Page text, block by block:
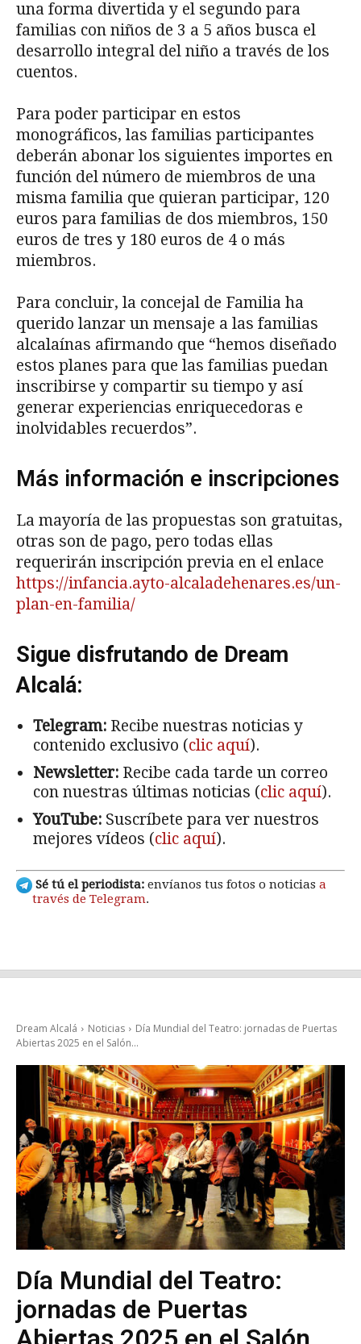
una forma divertida y el segundo para
familias con niños de 3 a 5 años busca el
desarrollo integral del niño a través de los
cuentos.
Para poder participar en estos
monográficos, las familias participantes
deberán abonar los siguientes importes en
función del número de miembros de una
misma familia que quieran participar, 120
euros para familias de dos miembros, 150
euros de tres y 180 euros de 4 o más
miembros.
Para concluir, la concejal de Familia ha
querido lanzar un mensaje a las familias
alcalaínas afirmando que “hemos diseñado
estos planes para que las familias puedan
inscribirse y compartir su tiempo y así
generar experiencias enriquecedoras e
inolvidables recuerdos”.
Más información e inscripciones
La mayoría de las propuestas son gratuitas,
otras son de pago, pero todas ellas
requerirán inscripción previa en el enlace
https://infancia.ayto-alcaladehenares.es/un-
plan-en-familia/
Sigue disfrutando de Dream
Alcalá:
Telegram: Recibe nuestras noticias y
contenido exclusivo (clic aquí).
Newsletter: Recibe cada tarde un correo
con nuestras últimas noticias (clic aquí).
YouTube: Suscríbete para ver nuestros
mejores vídeos (clic aquí).
Sé tú el periodista: envíanos tus fotos o noticias a
través de Telegram.